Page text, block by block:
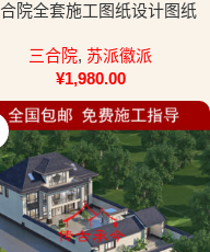
院全套施工图纸设计图纸
三合院, 苏派徽派
¥1,980.00